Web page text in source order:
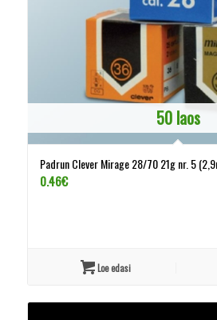
50 laos
Padrun Clever Mirage 28/70 21g nr. 5
0.46€
Loe edasi